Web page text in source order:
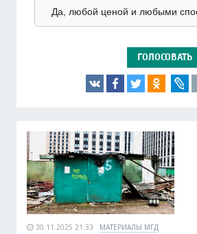
ГОЛОСОВАТЬ
30.11.2025 21:33 МАТЕРИАЛЫ МГД